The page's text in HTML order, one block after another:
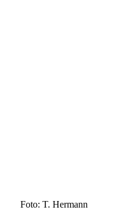
Foto: T. Hermann